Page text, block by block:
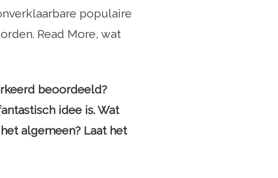
populaire
Read More, wat
beoordeeld?
idee is. Wat
algemeen? Laat het